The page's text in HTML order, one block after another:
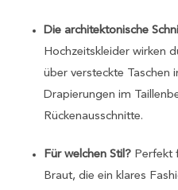
Die architektonische
Hochzeitskleider wirken
über versteckte Taschen
Drapierungen im
Rückenausschnitte.
Für welchen Stil? Perfekt
Braut, die ein klares